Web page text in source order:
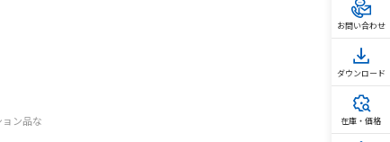
ン品な
お問い合わせ
ダウンロード
在庫・価格